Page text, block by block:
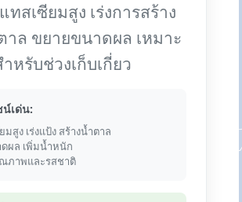
ทสเซียมสูง เร่งการสร้าง
าล ขยายขนาดผล เหมาะ
หรับช่วงเก็บเกี่ยว
น์เด่น:
มสูง เร่งแป้ง สร้างน้ำตาล
ผล เพิ่มน้ำหนัก
ภาพและรสชาติ